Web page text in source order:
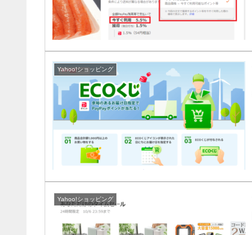
Yahoo!ショッピング
Yahoo!ショッピング